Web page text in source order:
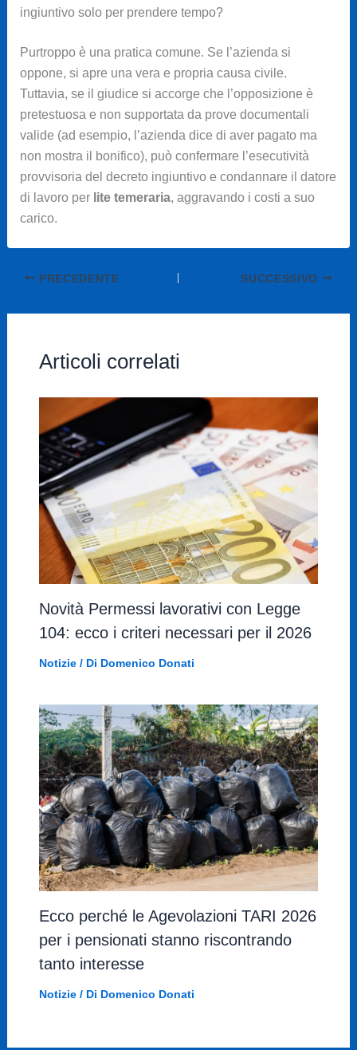
ingiuntivo solo per prendere tempo?
Purtroppo è una pratica comune. Se l’azienda si
oppone, si apre una vera e propria causa civile.
Tuttavia, se il giudice si accorge che l’opposizione è
pretestuosa e non supportata da prove documentali
valide (ad esempio, l’azienda dice di aver pagato ma
non mostra il bonifico), può confermare l’esecutività
provvisoria del decreto ingiuntivo e condannare il datore
di lavoro per lite temeraria, aggravando i costi a suo
carico.
PRECEDENTE SUCCESSIVO
Articoli correlati
Novità Permessi lavorativi con Legge
104: ecco i criteri necessari per il 2026
Notizie/ Di Domenico Donati
Ecco perché le Agevolazioni TARI 2026
per i pensionati stanno riscontrando
tanto interesse
Notizie/ Di Domenico Donati